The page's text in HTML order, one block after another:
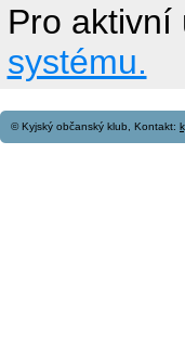
Pro
systému.
© Kyjský občanský klub, Kontakt: